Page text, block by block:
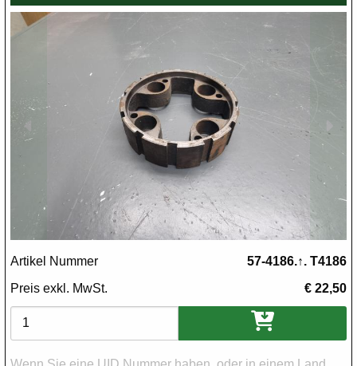
Images
Artikel Nummer
57-4186.↑. T4186
Preis exkl. MwSt.
€ 22,50
Varianten